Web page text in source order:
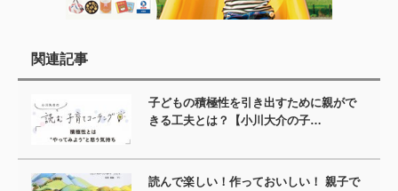
関連記事
子どもの積極性を引き出すために親がで
きる工夫とは？【小川大介の子…
読んで楽しい！作っておいしい！ 親子で